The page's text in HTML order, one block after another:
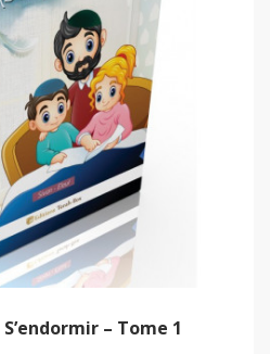
– Tome 1